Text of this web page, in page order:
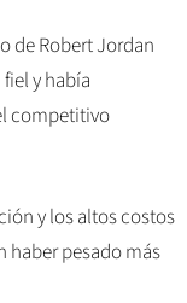
de Robert Jordan
y había
competitivo
y los altos costos
haber pesado más